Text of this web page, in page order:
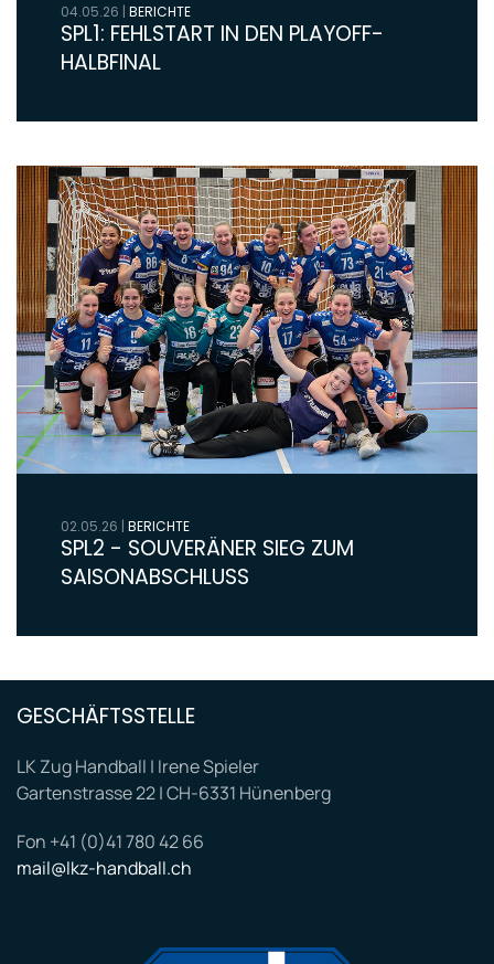
04.05.26 | BERICHTE
SPL1: FEHLSTART IN DEN PLAYOFF-
HALBFINAL
02.05.26 | BERICHTE
SPL2 - SOUVERÄNER SIEG ZUM
SAISONABSCHLUSS
GESCHÄFTSSTELLE
LK Zug Handball | Irene Spieler
Gartenstrasse 22 | CH-6331 Hünenberg
Fon +41 (0)41 780 42 66
mail@lkz-handball.ch